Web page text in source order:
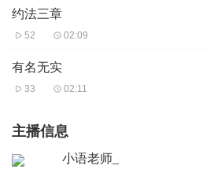
约法三章
52 02:09
有名无实
33 02:11
主播信息
小语老师_